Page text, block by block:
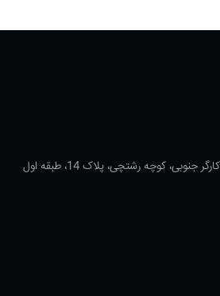
میدان انقلاب، ابتدای کارگر جنوبی، کوچه رشتچی، پلاک 14، طبقه اول